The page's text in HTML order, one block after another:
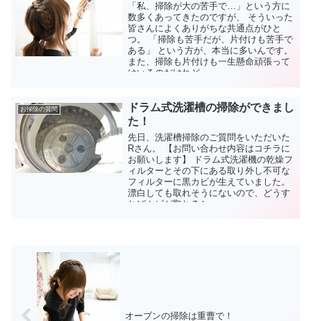
「私、掃除が大の苦手で…」という方に
数多くあってきたのですが、 そういった
皆さんによくありがちな共通点がひと
つ。 「掃除も苦手だが、片付けも苦手で
ある」 という方が、本当に多いんです。
また、掃除も片付けも一生懸命頑張って
はいるのだけれど、...
お掃除の質問
ドラム式洗濯槽の掃除ができまし
た！
先日、洗濯槽掃除のご質問をいただいた
Rさん。 【お問い合わせ内容はコチラに
お願いします】 ドラム式洗濯機の乾燥フ
ィルターとその下にある取り外し不可な
フィルターに黒カビが生えていました。
漂白しても取れそうにないので、どうす
ればカビが取れるか...
オーブンの掃除は重曹で！